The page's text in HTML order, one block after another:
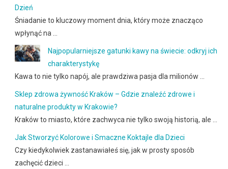
Dzień
Śniadanie to kluczowy moment dnia, który może znacząco
wpłynąć na …
Najpopularniejsze gatunki kawy na świecie: odkryj ich
charakterystykę
Kawa to nie tylko napój, ale prawdziwa pasja dla milionów …
Sklep zdrowa żywność Kraków – Gdzie znaleźć zdrowe i
naturalne produkty w Krakowie?
Kraków to miasto, które zachwyca nie tylko swoją historią, ale …
Jak Stworzyć Kolorowe i Smaczne Koktajle dla Dzieci
Czy kiedykolwiek zastanawiałeś się, jak w prosty sposób
zachęcić dzieci …